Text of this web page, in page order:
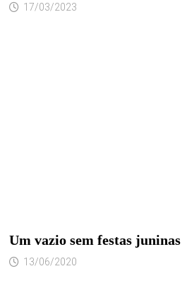
17/03/2023
Um vazio sem festas juninas
13/06/2020